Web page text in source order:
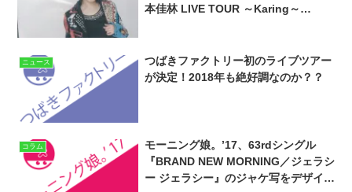
本佳林 LIVE TOUR ～Karing～
ニュース
つばきファクトリー初のライブツアー
が決定！2018年も絶好調なのか？？
コラム
モーニング娘。’17、63rdシングル
『BRAND NEW MORNING／ジェラシ
ー ジェラシー』のジャケ写をデザイン